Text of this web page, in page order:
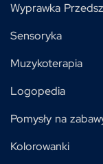
Wyprawka
Sensoryka
Muzykoterapia
Logopedia
Pomysły na
Kolorowanki